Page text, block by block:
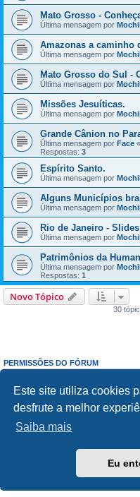
Este site utiliza cookies
desfrute a melhor
Saiba mais
Eu
Mato Grosso -
Última mensagem por
Amazonas a caminho
Última mensagem por
Mato Grosso do Sul -
Última mensagem por
Missões Jesuíticas.
Última mensagem por
Grande Cânion no
Última mensagem por Face «
Respostas: 3
Espírito Santo.
Última mensagem por
Alguns Municípios
Última mensagem por
Rio de Janeiro -
Última mensagem por
Patrimônios da
Última mensagem por
Respostas: 1
Novo Tópico
30
PERMISSÕES DO FÓRUM
Responder mensagens:
Proibido
Editar mensagens:Proibido
Excluir mensagens:Proibido
phpBB®